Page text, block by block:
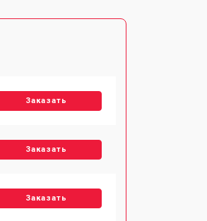
Заказать
Заказать
Заказать